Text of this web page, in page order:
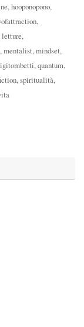
,hooponopono,
,
letture,
,mentalist,mindset,
,quantum,
,spiritualità,